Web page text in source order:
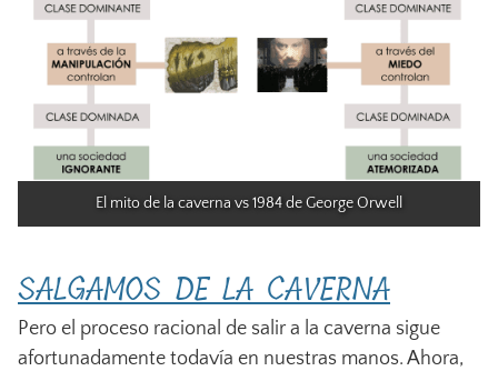
El mito de la caverna vs 1984 de George Orwell
SALGAMOS DE LA CAVERNA
Pero el proceso racional de salir a la caverna sigue
afortunadamente todavía en nuestras manos. Ahora,